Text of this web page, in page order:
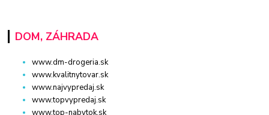
DOM, ZÁHRADA
www.dm-drogeria.sk
www.kvalitnytovar.sk
www.najvypredaj.sk
www.topvypredaj.sk
www.top-nabytok.sk